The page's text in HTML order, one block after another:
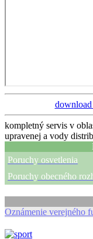
kompletný servis v
upravenej a vody
Poruchy osvetlenia
Poruchy obecného
Oznámenie verejného